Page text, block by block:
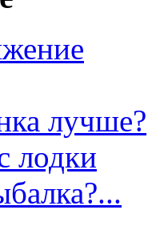
лучше?
лодки